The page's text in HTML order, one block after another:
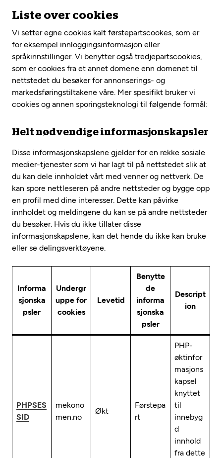
Liste over cookies
Vi setter egne cookies kalt førstepartscookes, som er
for eksempel innloggingsinformasjon eller
språkinnstillinger. Vi benytter også tredjepartscookies,
som er cookies fra et annet domene enn domenet til
nettstedet du besøker for annonserings- og
markedsføringstiltakene våre. Mer spesifikt bruker vi
cookies og annen sporingsteknologi til følgende formål:
Helt nødvendige informasjonskapsler
Disse informasjonskapslene gjelder for en rekke sosiale
medier-tjenester som vi har lagt til på nettstedet slik at
du kan dele innholdet vårt med venner og nettverk. De
kan spore nettleseren på andre nettsteder og bygge opp
en profil med dine interesser. Dette kan påvirke
innholdet og meldingene du kan se på andre nettsteder
du besøker. Hvis du ikke tillater disse
informasjonskapslene, kan det hende du ikke kan bruke
eller se delingsverktøyene.
Informa
sjonska
psler
Undergr
uppe for
cookies
Levetid
Benytte
de
informa
sjonska
psler
Descript
ion
PHPSES
SID
mekono
men.no
Økt
Førstepa
rt
PHP-
øktinfor
masjons
kapsel
knyttet
til
innebyg
d
innhold
fra dette